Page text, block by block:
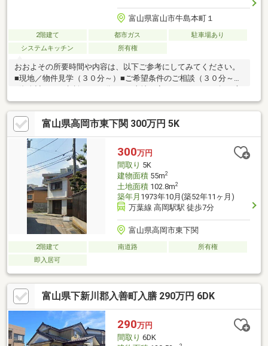
富山県富山市牛島本町１
2階建て 都市ガス
駐車場あり
システムキッチン
所有権
おおよその所要時間や内容は、以下ご参考にしてみてください。
■現地／物件見学（３０分～）■ご希望条件のご相談（３０分～）
のご相談（３０分～）■会社の強みのご紹介（３０分～）■持家を
お持ちの方のお住み替えのご相談（３０分～）マイホーム購入は
人生の大切なご決断です。気になる点は何でもお気軽にご相談く
ださい。当社スタッフが、ご納得頂けるまでご相談をお受けいた
します。【0120-011-768】へお電話いただくか、【オレンジ色資
料請求（無料）ボタン】【赤色見学予約をする（無料）ボタン】
よりお問い合わせください。
富山県高岡市東下関 300万円 5K
300万円
間取り 5K
建物面積55m2
土地面積102.8m2
築年月 1973年10月(築52年11ヶ月)
万葉線 高岡駅駅 徒歩7分
富山県高岡市東下関
2階建て 南道路
所有権
即入居可
富山県下新川郡入善町入膳 290万円 6DK
290万円
間取り 6DK